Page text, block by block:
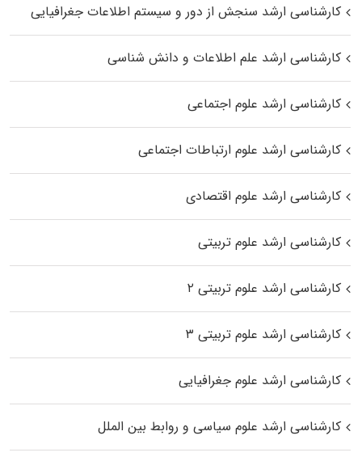
کارشناسی ارشد سنجش از دور و سیستم اطلاعات جغرافیایی
کارشناسی ارشد علم اطلاعات و دانش شناسی
کارشناسی ارشد علوم اجتماعی
کارشناسی ارشد علوم ارتباطات اجتماعی
کارشناسی ارشد علوم اقتصادی
کارشناسی ارشد علوم تربیتی
کارشناسی ارشد علوم تربیتی ۲
کارشناسی ارشد علوم تربیتی ۳
کارشناسی ارشد علوم جغرافیایی
کارشناسی ارشد علوم سیاسی و روابط بین الملل